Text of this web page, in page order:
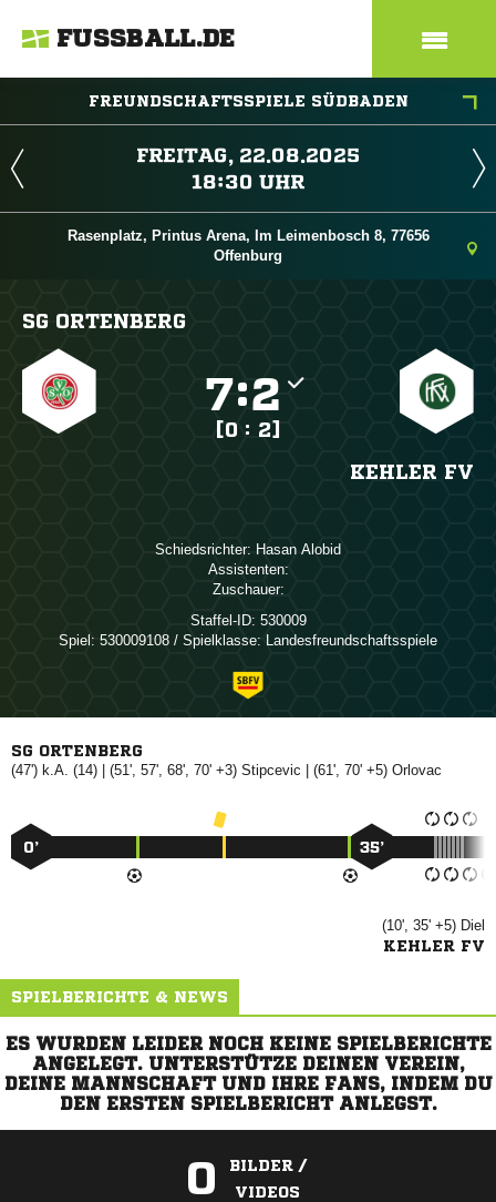
FUSSBALL.DE
FREUNDSCHAFTSSPIELE SÜDBADEN
 
 
Rasenplatz, Printus Arena, Im Leimenbosch 8, 77656
Offenburg
SG ORTENBERG
:
[0 : 2]
KEHLER FV
Schiedsrichter:  
Assistenten:
Zuschauer:
Staffel-ID: 530009
Spiel: 530009108 / Spielklasse: Landesfreundschaftsspiele
SG ORTENBERG
(47') k.A. (14) | (51', 57', 68', 70' +3)  | (61', 70' +5) 
0’ 35’
(10', 35' +5) 
KEHLER FV
SPIELBERICHTE & NEWS
ES WURDEN LEIDER NOCH KEINE SPIELBERICHTE
ANGELEGT. UNTERSTÜTZE DEINEN VEREIN,
DEINE MANNSCHAFT UND IHRE FANS, INDEM DU
DEN ERSTEN SPIELBERICHT ANLEGST.
0
BILDER /
VIDEOS